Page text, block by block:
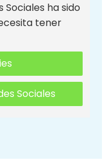
Sociales ha sido
tener
Sociales